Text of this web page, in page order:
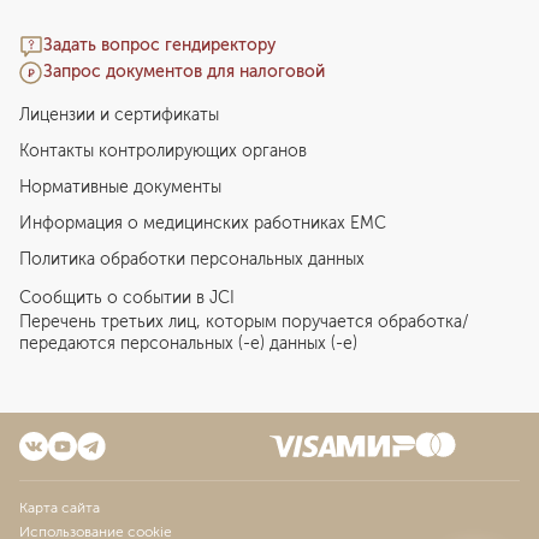
Задать вопрос гендиректору
Запрос документов для налоговой
Лицензии и сертификаты
Контакты контролирующих органов
Нормативные документы
Информация о медицинских работниках EMC
Политика обработки персональных данных
Сообщить о событии в JCI
Перечень третьих лиц, которым поручается обработка/
передаются персональных (-е) данных (-е)
Карта сайта
Использование cookie